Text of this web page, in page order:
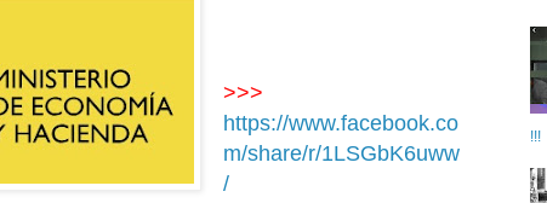
>>>
https://www.facebook.co
m/share/r/1LSGbK6uww
/
!!!